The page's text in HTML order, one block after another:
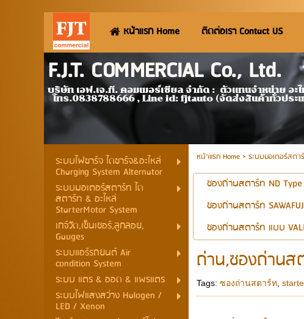
หน้าแรก Home ติดต่อเรา Contact US
F.J.T. COMMERCIAL Co.,
บริษัท เอฟ.เจ.ที. คอมเมอร์เชียล จำกัด : ตัวแ
โทร.0838788666 , Line id: fjtauto (จัดส่งสินค้าทั่วปร
ระบบไฟชาร์จ ไดชาร์จ&อะไหล่
Charging System Alternator
ระบบมอเตอร์สตาร์ท ได
สตาร์ท & อะไหล่
StarterMotor System
เกจ์วัด,เซ็นเซอร์,ลูกลอย,
Gauges
ระบบแอร์รถยนต์ Air
condition System
ระบบ แตร & ออด & แพรแตร
ระบบไฟแสงสว่าง Halogen /
LED / Xenon
หน้าแรก Home> ระบบมอเตอร์สตา
ซองถ่านสตาร์ท ND Type
ซองถ่านสตาร์ท
ซองถ่านสตาร์ท แบบ
ถ่าน,ซองถ่านส
Tags:ซองถ่านสตาร์ท ,